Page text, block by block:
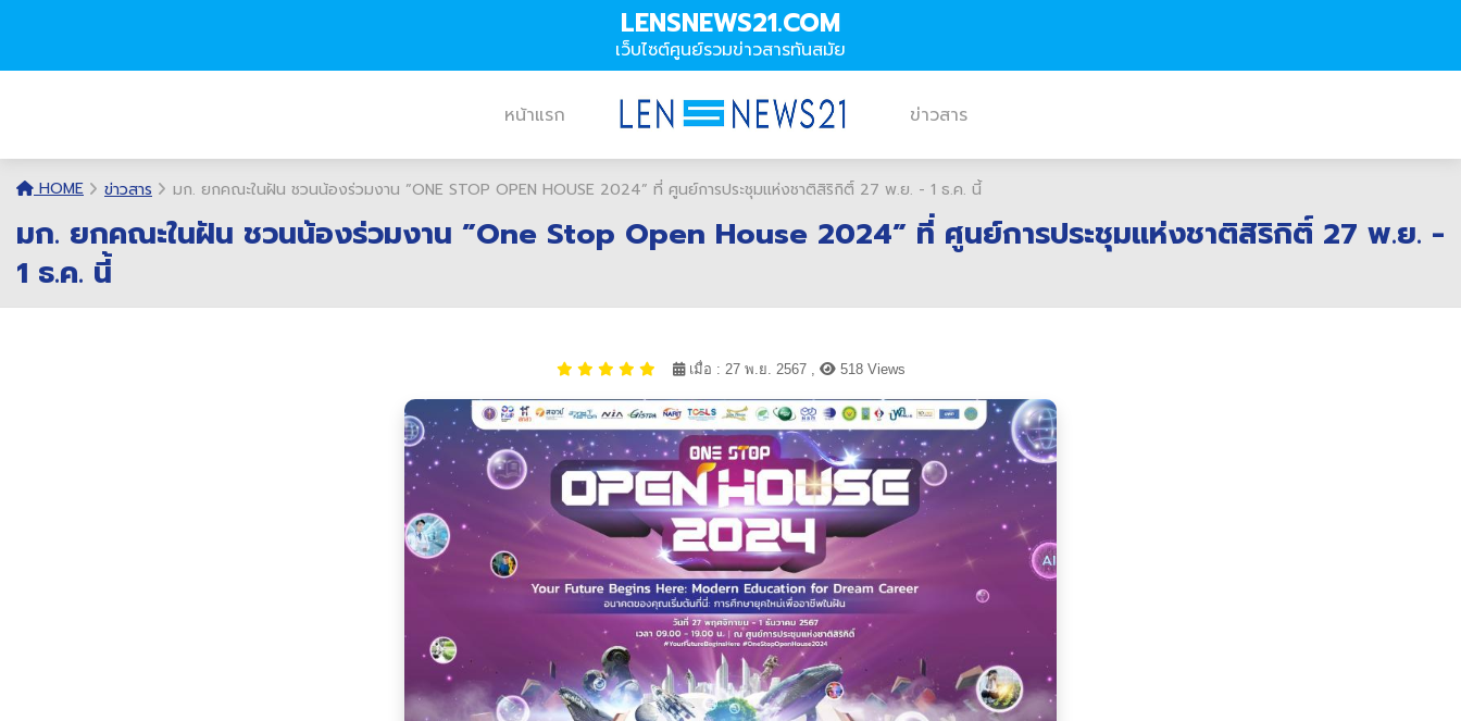
LENSNEWS21.COM
เว็บไซต์ศูนย์รวมข่าวสารทันสมัย
หน้าแรก ข่าวสาร
HOME ข่าวสาร มก. ยกคณะในฝัน ชวนน้องร่วมงาน ”ONE STOP OPEN HOUSE 2024” ที่ ศูนย์การประชุมแห่งชาติสิริกิติ์ 27 พ.ย. - 1 ธ.ค. นี้
มก. ยกคณะในฝัน ชวนน้องร่วมงาน ”One Stop Open House 2024” ที่ ศูนย์การประชุมแห่งชาติสิริกิติ์ 27 พ.ย. -
1 ธ.ค. นี้
เมื่อ : 27 พ.ย. 2567 , 518 Views